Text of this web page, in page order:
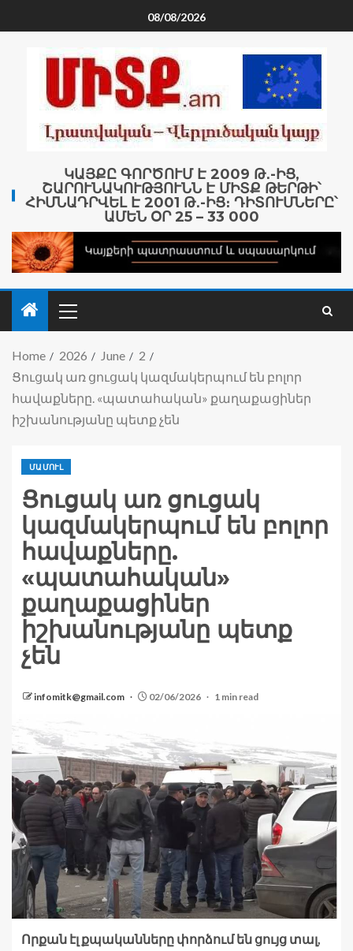
08/08/2026
ԿԱՅՔԸ ԳՈՐԾՈՒՄ Է 2009 Թ․-ԻՑ,
ՇԱՐՈՒՆԱԿՈՒԹՅՈՒՆՆ Է ՄԻՏՔ ԹԵՐԹԻ՝
ՀԻՄՆԱԴՐՎԵԼ Է 2001 Թ․-ԻՑ։ ԴԻՏՈՒՄՆԵՐԸ՝
ԱՄԵՆ ՕՐ 25 – 33 000
Home 2026 June
2
Ցուցակ առ ցուցակ կազմակերպում են բոլոր
հավաքները. «պատահական» քաղաքացիներ
իշխանությանը պետք չեն
ՄԱՄՈՒԼ
Ցուցակ առ ցուցակ
կազմակերպում են բոլոր
հավաքները.
«պատահական»
քաղաքացիներ
իշխանությանը պետք
չեն
infomitk@gmail.com 02/06/2026 1 min read
Որքան էլ քպականները փորձում են ցույց տալ,